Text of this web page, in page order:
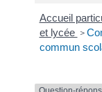
Accueil
et lycée >
commun